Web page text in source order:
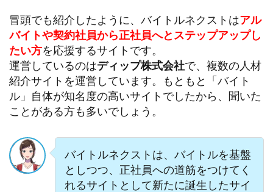
冒頭でも紹介したように、バイトルネクストはアル
バイトや契約社員から正社員へとステップアップし
たい方を応援するサイトです。
運営しているのはディップ株式会社で、複数の人材
紹介サイトを運営しています。もともと「バイト
ル」自体が知名度の高いサイトでしたから、聞いた
ことがある方も多いでしょう。
バイトルネクストは、バイトルを基盤
としつつ、正社員への道筋をつけてく
れるサイトとして新たに誕生したサイ